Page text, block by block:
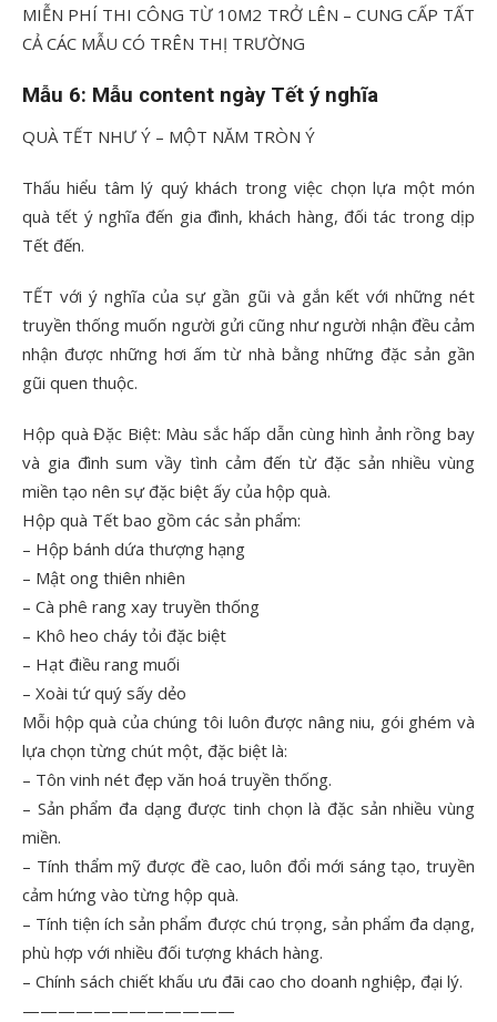
MIỄN PHÍ THI CÔNG TỪ 10M2 TRỞ LÊN – CUNG CẤP TẤT
CẢ CÁC MẪU CÓ TRÊN THỊ TRƯỜNG
Mẫu 6: Mẫu content ngày Tết ý nghĩa
QUÀ TẾT NHƯ Ý – MỘT NĂM TRÒN Ý
Thấu hiểu tâm lý quý khách trong việc chọn lựa một món
quà tết ý nghĩa đến gia đình, khách hàng, đối tác trong dịp
Tết đến.
TẾT với ý nghĩa của sự gần gũi và gắn kết với những nét
truyền thống muốn người gửi cũng như người nhận đều cảm
nhận được những hơi ấm từ nhà bằng những đặc sản gần
gũi quen thuộc.
Hộp quà Đặc Biệt: Màu sắc hấp dẫn cùng hình ảnh rồng bay
và gia đình sum vầy tình cảm đến từ đặc sản nhiều vùng
miền tạo nên sự đặc biệt ấy của hộp quà.
Hộp quà Tết bao gồm các sản phẩm:
– Hộp bánh dứa thượng hạng
– Mật ong thiên nhiên
– Cà phê rang xay truyền thống
– Khô heo cháy tỏi đặc biệt
– Hạt điều rang muối
– Xoài tứ quý sấy dẻo
Mỗi hộp quà của chúng tôi luôn được nâng niu, gói ghém và
lựa chọn từng chút một, đặc biệt là:
– Tôn vinh nét đẹp văn hoá truyền thống.
– Sản phẩm đa dạng được tinh chọn là đặc sản nhiều vùng
miền.
– Tính thẩm mỹ được đề cao, luôn đổi mới sáng tạo, truyền
cảm hứng vào từng hộp quà.
– Tính tiện ích sản phẩm được chú trọng, sản phẩm đa dạng,
phù hợp với nhiều đối tượng khách hàng.
– Chính sách chiết khấu ưu đãi cao cho doanh nghiệp, đại lý.
————————————